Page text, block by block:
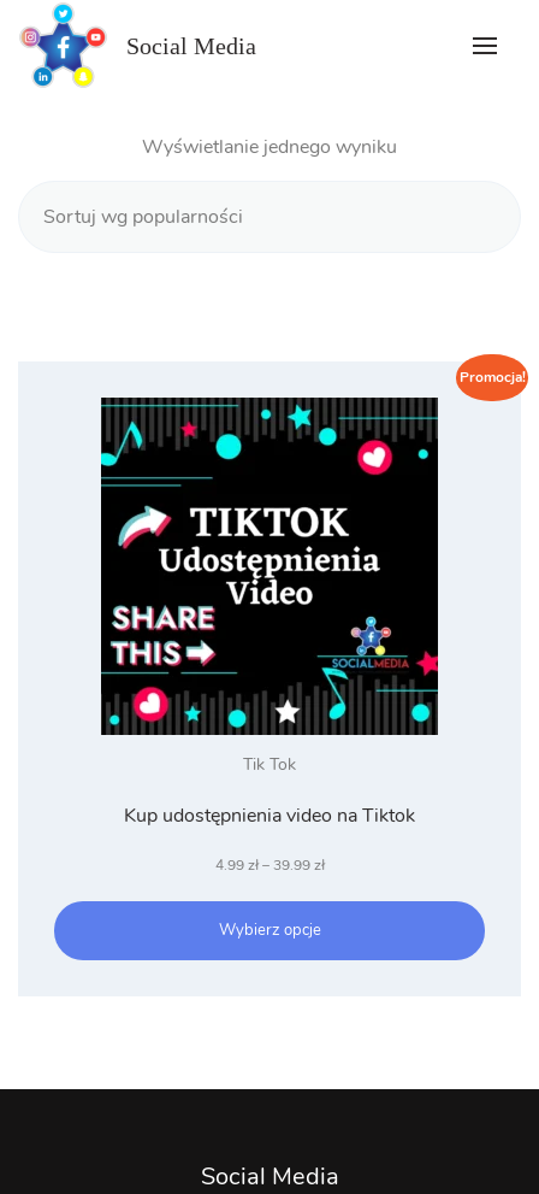
content
Social Media
Wyświetlanie jednego wyniku
Promocja!
Tik Tok
Kup udostępnienia video na Tiktok
4.99zł – 39.99złZakres
od
Wybierz opcje
Social Media